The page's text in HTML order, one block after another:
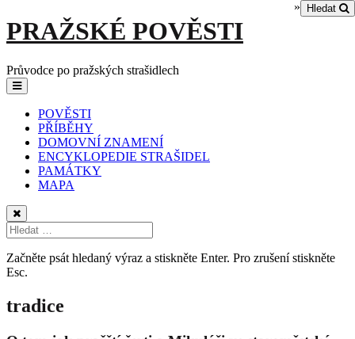
Skip
to
PRAŽSKÉ POVĚSTI
Průvodce po pražských strašidlech
Main
navigation
Menu
POVĚSTI
PŘÍBĚHY
DOMOVNÍ ZNAMENÍ
ENCYKLOPEDIE STRAŠIDEL
PAMÁTKY
MAPA
» Hledat
Začněte psát hledaný výraz a stiskněte Enter. Pro zrušení stiskněte
Esc.
tradice